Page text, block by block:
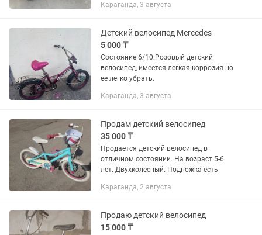
символическая Покупали за 45 000
Караганда, 3 августа
Детский велосипед Mercedes
5 000 ₸
Состояние 6/10.Розовый детский
велосипед, имеется легкая коррозия но
ее легко убрать.
Караганда, 3 августа
Продам детский велосипед
35 000 ₸
Продается детский велосипед в
отличном состоянии. На возраст 5-6
лет. Двухколесный. Подножка есть.
Караганда, 2 августа
Продаю детский велосипед
15 000 ₸